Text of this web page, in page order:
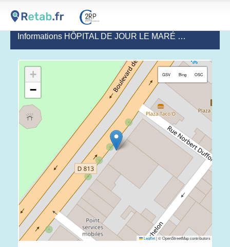
Informations HÔPITAL DE JOUR LE MARÉ - MARMANDE
+
−
GSV Bing OSC
Leaflet|© OpenStreetMap contributors